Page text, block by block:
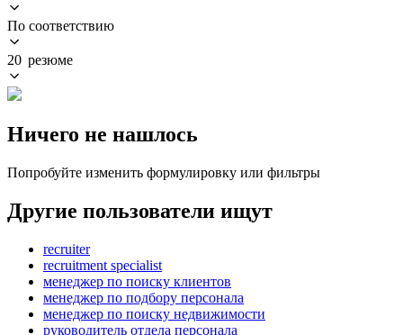
По соответствию
20 резюме
Ничего не нашлось
Попробуйте изменить формулировку или фильтры
Другие пользователи ищут
recruiter
recruitment specialist
менеджер по поиску клиентов
менеджер по подбору персонала
менеджер по поиску недвижимости
руководитель отдела персонала